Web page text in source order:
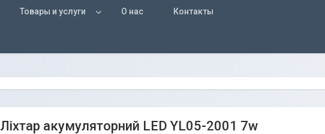
Товары и услуги О нас Контакты
Ліхтар акумуляторний LED YL05-2001 7w